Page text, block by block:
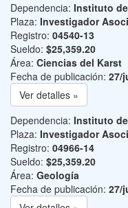
Dependencia: Instituto
Plaza: Investigador
Registro: 04540-13
Sueldo: $25,359.20
Área: Ciencias del Karst
Fecha de publicación: 27/
Ver detalles »
Dependencia: Instituto
Plaza: Investigador
Registro: 04966-14
Sueldo: $25,359.20
Área: Geología
Fecha de publicación: 27/